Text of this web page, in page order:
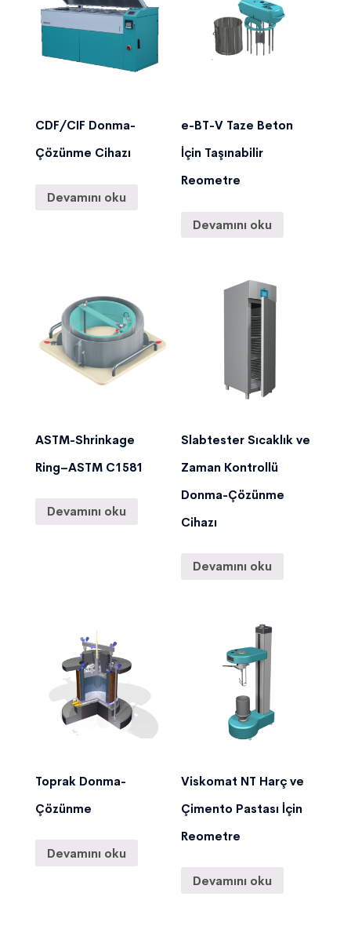
CDF/CIF Donma-
Çözünme Cihazı
Devamını oku
e-BT-V Taze Beton
İçin Taşınabilir
Reometre
Devamını oku
ASTM-Shrinkage
Ring–ASTM C1581
Devamını oku
Slabtester Sıcaklık ve
Zaman Kontrollü
Donma-Çözünme
Cihazı
Devamını oku
Toprak Donma-
Çözünme
Devamını oku
Viskomat NT Harç ve
Çimento Pastası İçin
Reometre
Devamını oku